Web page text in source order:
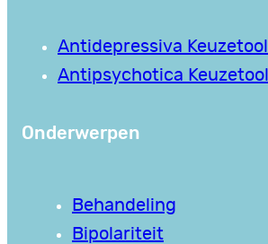
Antidepressiva Keuzetool
Antipsychotica Keuzetool
Onderwerpen
Behandeling
Bipolariteit